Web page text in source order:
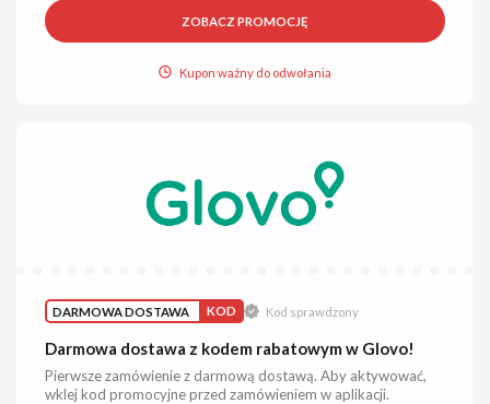
ZOBACZ PROMOCJĘ
Kupon ważny do odwołania
DARMOWA DOSTAWA KOD Kod sprawdzony
Darmowa dostawa z kodem rabatowym w Glovo!
Pierwsze zamówienie z darmową dostawą. Aby aktywować,
wklej kod promocyjne przed zamówieniem w aplikacji.